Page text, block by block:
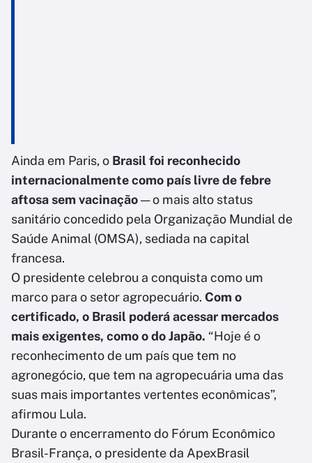
Ainda em Paris, o Brasil foi reconhecido
internacionalmente como país livre de febre
aftosa sem vacinação— o mais alto status
sanitário concedido pela Organização Mundial de
Saúde Animal (OMSA), sediada na capital
francesa.
O presidente celebrou a conquista como um
marco para o setor agropecuário. Com o
certificado, o Brasil poderá acessar mercados
mais exigentes, como o do Japão. “Hoje é o
reconhecimento de um país que tem no
agronegócio, que tem na agropecuária uma das
suas mais importantes vertentes econômicas”,
afirmou Lula.
Durante o encerramento do Fórum Econômico
Brasil-França, o presidente da ApexBrasil